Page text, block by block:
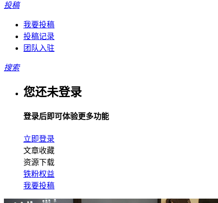
投稿
我要投稿
投稿记录
团队入驻
搜索
您还未登录
登录后即可体验更多功能
立即登录
文章收藏
资源下载
铁粉权益
我要投稿